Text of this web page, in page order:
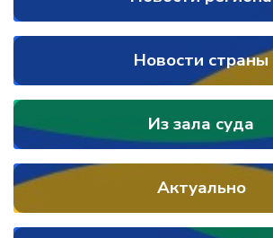
Новости страны
Из зала суда
Актуально